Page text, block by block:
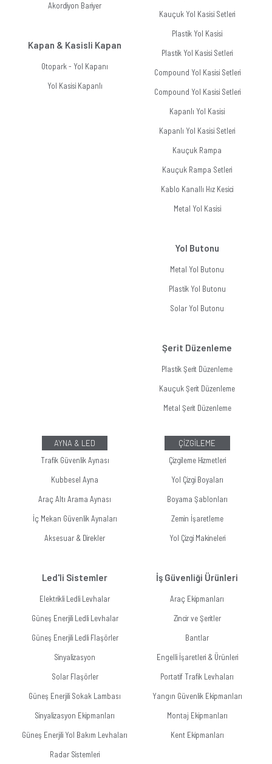
Akordiyon Bariyer
Kapan & Kasisli Kapan
Otopark - Yol Kapanı
Yol Kasisi Kapanlı
Kauçuk Yol Kasisi Setleri
Plastik Yol Kasisi
Plastik Yol Kasisi Setleri
Compound Yol Kasisi Setleri
Compound Yol Kasisi Setleri
Kapanlı Yol Kasisi
Kapanlı Yol Kasisi Setleri
Kauçuk Rampa
Kauçuk Rampa Setleri
Kablo Kanallı Hız Kesici
Metal Yol Kasisi
Yol Butonu
Metal Yol Butonu
Plastik Yol Butonu
Solar Yol Butonu
Şerit Düzenleme
Plastik Şerit Düzenleme
Kauçuk Şerit Düzenleme
Metal Şerit Düzenleme
AYNA & LED
Trafik Güvenlik Aynası
Kubbesel Ayna
Araç Altı Arama Aynası
İç Mekan Güvenlik Aynaları
Aksesuar & Direkler
Led'li Sistemler
Elektrikli Ledli Levhalar
Güneş Enerjili Ledli Levhalar
Güneş Enerjili Ledli Flaşörler
Sinyalizasyon
Solar Flaşörler
Güneş Enerjili Sokak Lambası
Sinyalizasyon Ekipmanları
Güneş Enerjili Yol Bakım Levhaları
Radar Sistemleri
ÇİZGİLEME
Çizgileme Hizmetleri
Yol Çizgi Boyaları
Boyama Şablonları
Zemin İşaretleme
Yol Çizgi Makineleri
İş Güvenliği Ürünleri
Araç Ekipmanları
Zincir ve Şeritler
Bantlar
Engelli İşaretleri & Ürünleri
Portatif Trafik Levhaları
Yangın Güvenlik Ekipmanları
Montaj Ekipmanları
Kent Ekipmanları